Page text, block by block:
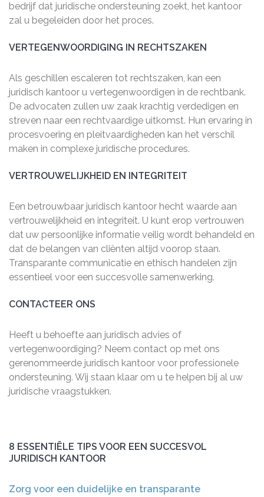
bedrijf dat juridische ondersteuning zoekt, het kantoor
zal u begeleiden door het proces.
VERTEGENWOORDIGING IN RECHTSZAKEN
Als geschillen escaleren tot rechtszaken, kan een
juridisch kantoor u vertegenwoordigen in de rechtbank.
De advocaten zullen uw zaak krachtig verdedigen en
streven naar een rechtvaardige uitkomst. Hun ervaring in
procesvoering en pleitvaardigheden kan het verschil
maken in complexe juridische procedures.
VERTROUWELIJKHEID EN INTEGRITEIT
Een betrouwbaar juridisch kantoor hecht waarde aan
vertrouwelijkheid en integriteit. U kunt erop vertrouwen
dat uw persoonlijke informatie veilig wordt behandeld en
dat de belangen van cliënten altijd voorop staan.
Transparante communicatie en ethisch handelen zijn
essentieel voor een succesvolle samenwerking.
CONTACTEER ONS
Heeft u behoefte aan juridisch advies of
vertegenwoordiging? Neem contact op met ons
gerenommeerde juridisch kantoor voor professionele
ondersteuning. Wij staan klaar om u te helpen bij al uw
juridische vraagstukken.
8 ESSENTIËLE TIPS VOOR EEN SUCCESVOL
JURIDISCH KANTOOR
Zorg voor een duidelijke en transparante